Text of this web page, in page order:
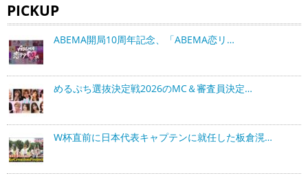
PICKUP
ABEMA開局10周年記念、「ABEMA恋リ…
めるぷち選抜決定戦2026のMC＆審査員決定…
W杯直前に日本代表キャプテンに就任した板倉滉…